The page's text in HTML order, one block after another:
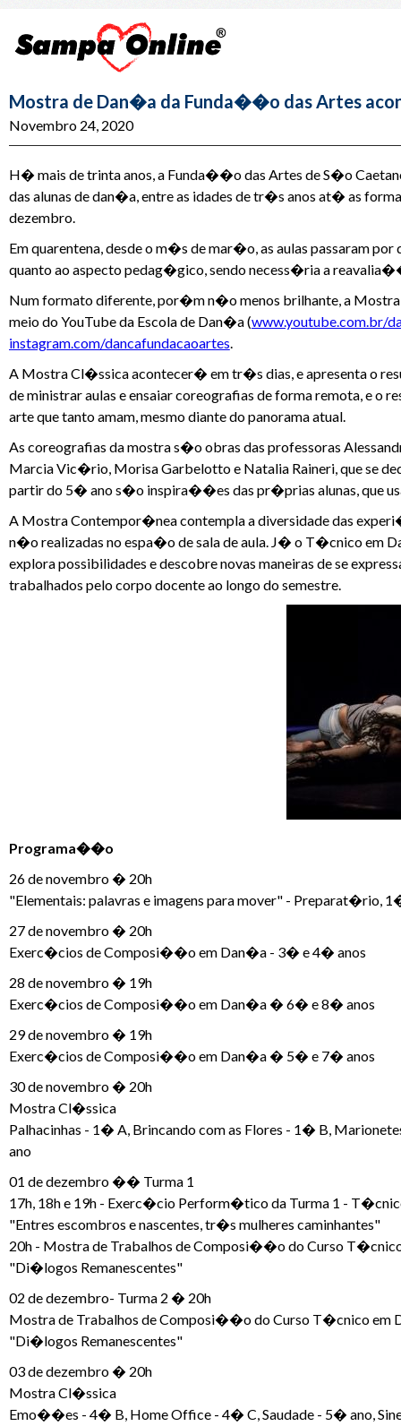
Mostra de Dan�a da Funda��o das Artes
Novembro 24, 2020
H� mais de trinta anos, a Funda��o das Artes de S�o
das alunas de dan�a, entre as idades de tr�s anos at� as
dezembro.
Em quarentena, desde o m�s de mar�o, as aulas
quanto ao aspecto pedag�gico, sendo necess�ria a
Num formato diferente, por�m n�o menos brilhante, a
meio do YouTube da Escola de Dan�a (www.youtube.com.br/
instagram.com/dancafundacaoartes.
A Mostra Cl�ssica acontecer� em tr�s dias, e apresenta o
de ministrar aulas e ensaiar coreografias de forma remota, e o
arte que tanto amam, mesmo diante do panorama atual.
As coreografias da mostra s�o obras das professoras
Marcia Vic�rio, Morisa Garbelotto e Natalia Raineri, que se
partir do 5� ano s�o inspira��es das pr�prias alunas, que
A Mostra Contempor�nea contempla a diversidade das
n�o realizadas no espa�o de sala de aula. J� o T�cnico em
explora possibilidades e descobre novas maneiras de se
trabalhados pelo corpo docente ao longo do semestre.
Programa��o
26 de novembro � 20h
"Elementais: palavras e imagens para mover" - Preparat�rio,
27 de novembro � 20h
Exerc�cios de Composi��o em Dan�a - 3� e 4� anos
28 de novembro � 19h
Exerc�cios de Composi��o em Dan�a � 6� e 8� anos
29 de novembro � 19h
Exerc�cios de Composi��o em Dan�a � 5� e 7� anos
30 de novembro � 20h
Mostra Cl�ssica
Palhacinhas - 1� A, Brincando com as Flores - 1� B,
ano
01 de dezembro �� Turma 1
17h, 18h e 19h - Exerc�cio Perform�tico da Turma 1 -
"Entres escombros e nascentes, tr�s mulheres caminhantes"
20h - Mostra de Trabalhos de Composi��o do Curso
"Di�logos Remanescentes"
02 de dezembro- Turma 2 � 20h
Mostra de Trabalhos de Composi��o do Curso T�cnico em
"Di�logos Remanescentes"
03 de dezembro � 20h
Mostra Cl�ssica
Emo��es - 4� B, Home Office - 4� C, Saudade - 5� ano,